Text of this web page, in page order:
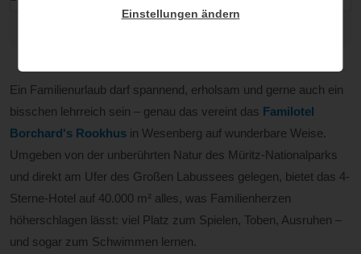
Ein Familienurlaub darf spannend, erholsam und gerne auch ein
bisschen lehrreich sein – genau das vereint das Familotel
Borchard's Rookhus in Wesenberg auf wunderbare Weise.
Umgeben von der unberührten Natur des Müritz-Nationalparks
und direkt am Ufer des Großen Labussees gelegen, bietet das 4-
Sterne-Hotel auf 40.000 m² alles, was Familienherzen
höherschlagen lässt: viel Platz zum Spielen, Toben, Ausruhen –
und sogar zum Schwimmen lernen.
Einstellungen ändern